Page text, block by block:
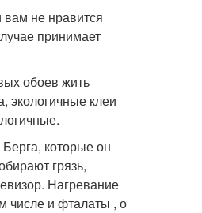
не нравится
принимает
обоев жить
экологичные клеи
которые он
грязь,
Нагревание
числе и фталаты , о